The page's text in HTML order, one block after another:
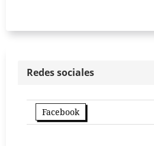
Redes sociales
Facebook